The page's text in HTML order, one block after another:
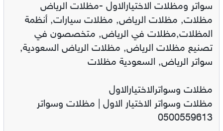
سواتر ومظلات الاختيارالاول -مظلات الرياض
مظلات, مظلات الرياض, مظلات سيارات, أنظمة
المظلات,مظلات في الرياض, متخصصون في
تصنيع مظلات الرياض, مظلات الرياض السعودية,
سواتر الرياض, السعودية مظلات
مظلات وسواترالاختيارالاول
مظلات وسواتر الاختيار الاول | مظلات وسواتر
0500559613